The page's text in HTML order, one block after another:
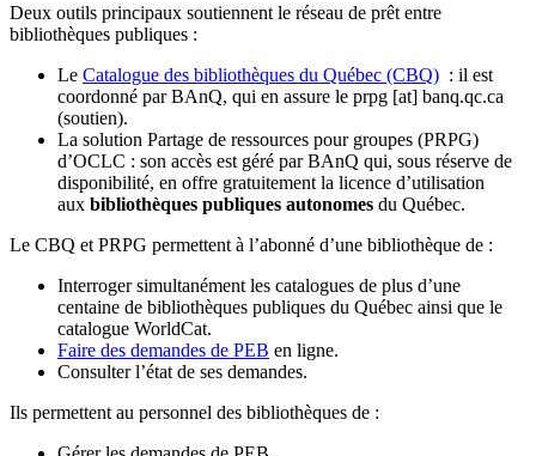
Deux outils principaux soutiennent le réseau de prêt entre
bibliothèques publiques :
Le Catalogue des bibliothèques du Québec (CBQ) : il est
coordonné par BAnQ, qui en assure le prpg [at] banq.qc.ca
(soutien).
La solution Partage de ressources pour groupes (PRPG)
d’OCLC : son accès est géré par BAnQ qui, sous réserve de
disponibilité, en offre gratuitement la licence d’utilisation
aux bibliothèques publiques autonomes du Québec.
Le CBQ et PRPG permettent à l’abonné d’une bibliothèque de :
Interroger simultanément les catalogues de plus d’une
centaine de bibliothèques publiques du Québec ainsi que le
catalogue WorldCat.
Faire des demandes de PEB en ligne.
Consulter l’état de ses demandes.
Ils permettent au personnel des bibliothèques de :